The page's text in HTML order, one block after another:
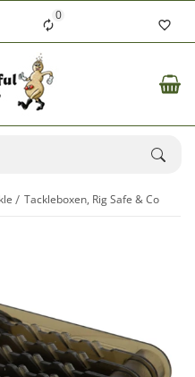
0
Tackleboxen, Rig Safe & Co